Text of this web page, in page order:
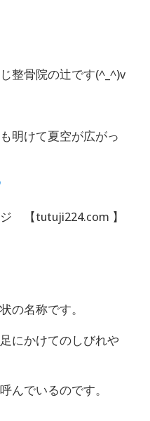
整骨院の辻です(^_^)v
明けて夏空が広がっ
【tutuji224.com 】
の名称です。
にかけてのしびれや
んでいるのです。